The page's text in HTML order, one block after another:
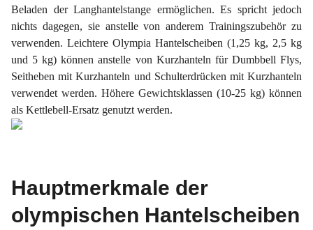
Beladen der Langhantelstange ermöglichen. Es spricht jedoch
nichts dagegen, sie anstelle von anderem Trainingszubehör zu
verwenden. Leichtere Olympia Hantelscheiben (1,25 kg, 2,5 kg
und 5 kg) können anstelle von Kurzhanteln für Dumbbell Flys,
Seitheben mit Kurzhanteln und Schulterdrücken mit Kurzhanteln
verwendet werden. Höhere Gewichtsklassen (10-25 kg) können
als Kettlebell-Ersatz genutzt werden.
Hauptmerkmale der
olympischen Hantelscheiben